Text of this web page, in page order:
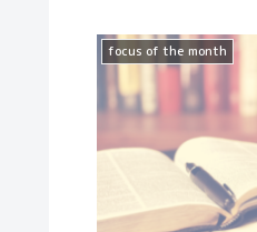
focus of the month